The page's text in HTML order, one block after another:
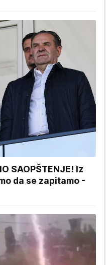
SAOPŠTENJE! Iz
da se zapitamo -